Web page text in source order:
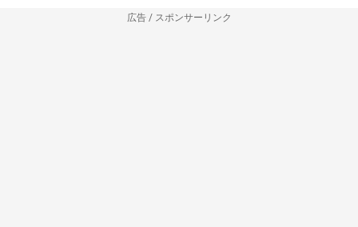
広告 / スポンサーリンク